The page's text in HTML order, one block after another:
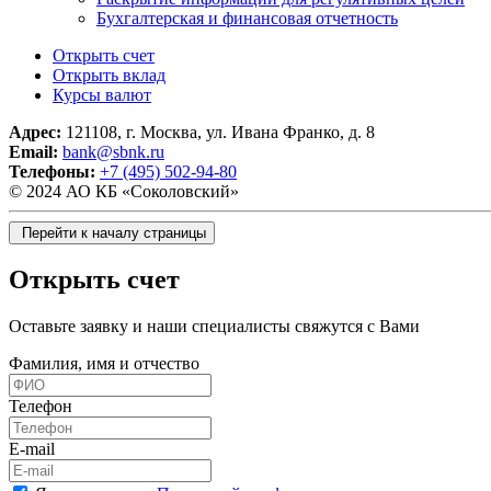
Бухгалтерская и финансовая отчетность
Открыть счет
Открыть вклад
Курсы валют
Адрес: 121108, г. Москва, ул. Ивана Франко, д. 8
Email: bank@sbnk.ru
Телефоны: +7 (495) 502-94-80
© 2024 АО КБ «Соколовский»
Перейти к началу страницы
Открыть счет
Оставьте заявку и наши специалисты свяжутся с Вами
Фамилия, имя и отчество
Телефон
E-mail